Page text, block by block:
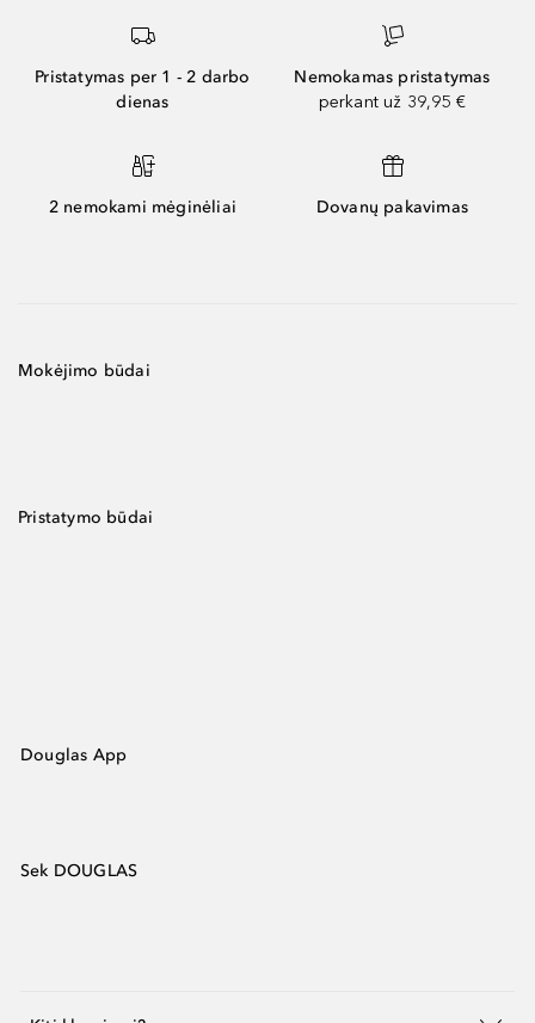
Pristatymas per 1 - 2 darbo
dienas
Nemokamas pristatymas
perkant už 39,95 €
2 nemokami mėginėliai Dovanų pakavimas
Mokėjimo būdai
Pristatymo būdai
Douglas App
Sek DOUGLAS